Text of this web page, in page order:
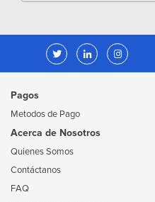
Pagos
Metodos de Pago
Acerca de Nosotros
Quienes Somos
Contáctanos
FAQ